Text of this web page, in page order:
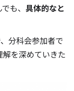
も、 具体的なと
分科会参加者で
を深めていきた